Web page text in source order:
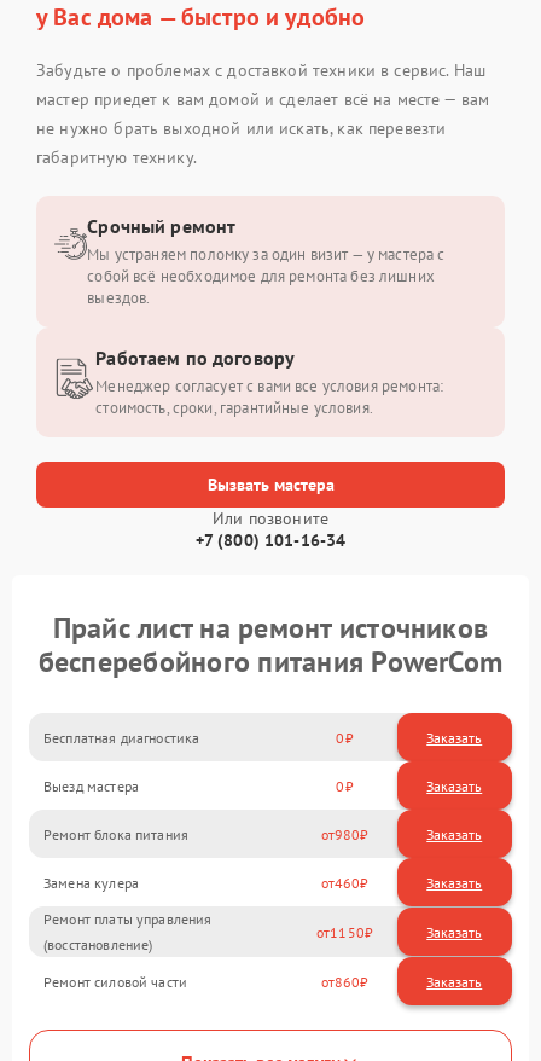
у Вас дома — быстро и удобно
Забудьте о проблемах с доставкой техники в сервис. Наш
мастер приедет к вам домой и сделает всё на месте — вам
не нужно брать выходной или искать, как перевезти
габаритную технику.
Вызвать мастера
Или позвоните
+7 (800) 101-16-34
Срочный ремонт
Мы устраняем поломку за один визит — у мастера с
собой всё необходимое для ремонта без лишних
выездов.
Работаем по договору
Менеджер согласует с вами все условия ремонта:
стоимость, сроки, гарантийные условия.
Прайс лист на ремонт источников
бесперебойного питания PowerCom
Бесплатная диагностика 0 Заказать
Выезд мастера 0 Заказать
Ремонт блока питания 980
Замена кулера 460
Ремонт платы управления
(восстановление)
1150
Ремонт силовой части 860